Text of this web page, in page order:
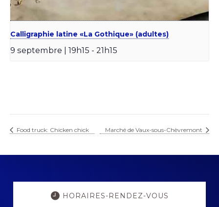
Calligraphie latine «La Gothique» (adultes)
9 septembre | 19h15 - 21h15
Food truck: Chicken chick Marché de Vaux-sous-Chèvremont
Explore
HORAIRES-RENDEZ-VOUS